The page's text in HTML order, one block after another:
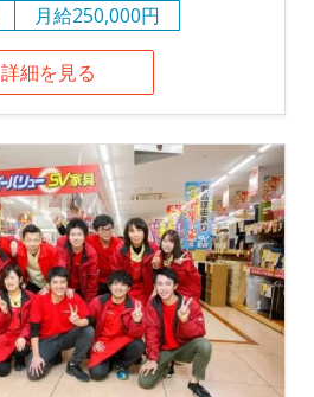
月給250,000円
詳細を見る